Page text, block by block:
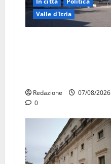
Valle d'Itria
Redazione
07/08/2026
0